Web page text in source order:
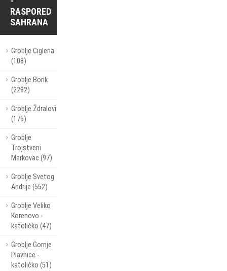
RASPORED
SAHRANA
Groblje Ciglena
(108)
Groblje Borik
(2282)
Groblje Ždralovi
(175)
Groblje
Trojstveni
Markovac (97)
Groblje Svetog
Andrije (552)
Groblje Veliko
Korenovo -
katoličko (47)
Groblje Gornje
Plavnice -
katoličko (51)